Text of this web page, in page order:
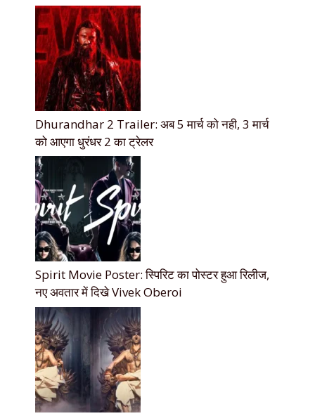
Dhurandhar 2 Trailer: अब 5 मार्च को नही, 3 मार्च
को आएगा धुरंधर 2 का ट्रेलर
Spirit Movie Poster: स्पिरिट का पोस्टर हुआ रिलीज,
नए अवतार में दिखे Vivek Oberoi